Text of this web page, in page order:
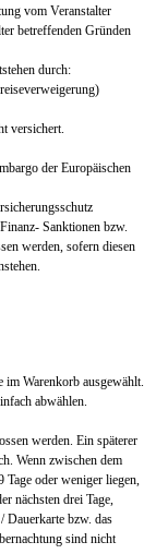
vom Veranstalter
betreffenden Gründen
durch:
versichert.
der Europäischen
Sanktionen bzw.
werden, sofern diesen
Warenkorb ausgewählt.
abwählen.
werden. Ein späterer
Wenn zwischen dem
Tage oder weniger liegen,
nächsten drei Tage,
Dauerkarte bzw. das
sind nicht